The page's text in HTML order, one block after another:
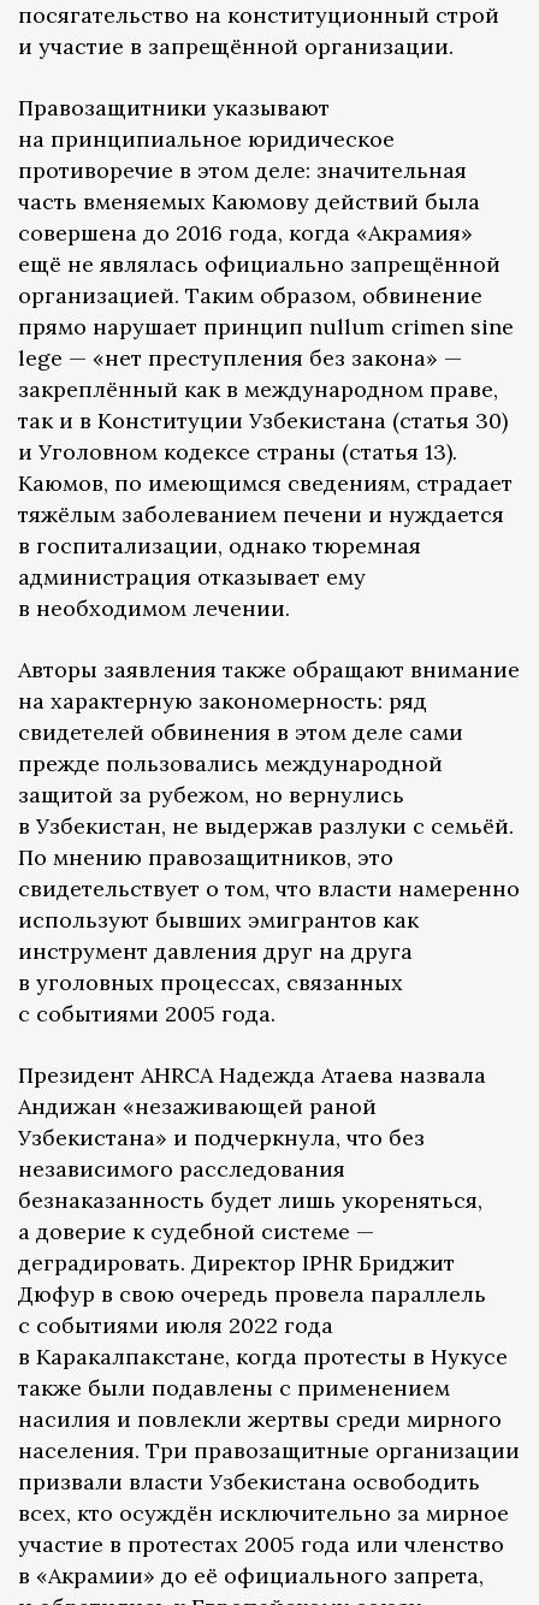
посягательство на конституционный строй
и участие в запрещённой организации.
Правозащитники указывают
на принципиальное юридическое
противоречие в этом деле: значительная
часть вменяемых Каюмову действий была
совершена до 2016 года, когда «Акрамия»
ещё не являлась официально запрещённой
организацией. Таким образом, обвинение
прямо нарушает принцип nullum crimen sine
lege — «нет преступления без закона» —
закреплённый как в международном праве,
так и в Конституции Узбекистана (статья 30)
и Уголовном кодексе страны (статья 13).
Каюмов, по имеющимся сведениям, страдает
тяжёлым заболеванием печени и нуждается
в госпитализации, однако тюремная
администрация отказывает ему
в необходимом лечении.
Авторы заявления также обращают внимание
на характерную закономерность: ряд
свидетелей обвинения в этом деле сами
прежде пользовались международной
защитой за рубежом, но вернулись
в Узбекистан, не выдержав разлуки с семьёй.
По мнению правозащитников, это
свидетельствует о том, что власти намеренно
используют бывших эмигрантов как
инструмент давления друг на друга
в уголовных процессах, связанных
с событиями 2005 года.
Президент AHRCA Надежда Атаева назвала
Андижан «незаживающей раной
Узбекистана» и подчеркнула, что без
независимого расследования
безнаказанность будет лишь укореняться,
а доверие к судебной системе —
деградировать. Директор IPHR Бриджит
Дюфур в свою очередь провела параллель
с событиями июля 2022 года
в Каракалпакстане, когда протесты в Нукусе
также были подавлены с применением
насилия и повлекли жертвы среди мирного
населения. Три правозащитные организации
призвали власти Узбекистана освободить
всех, кто осуждён исключительно за мирное
участие в протестах 2005 года или членство
в «Акрамии» до её официального запрета,